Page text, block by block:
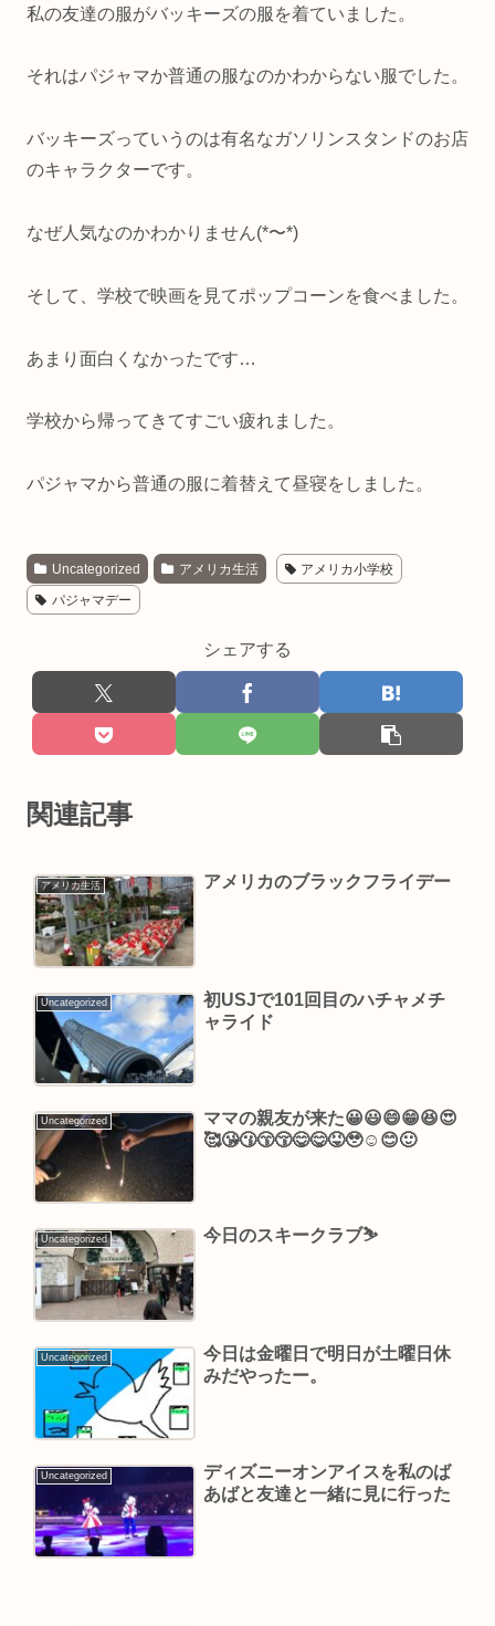
私の友達の服がバッキーズの服を着ていました。
それはパジャマか普通の服なのかわからない服でした。
バッキーズっていうのは有名なガソリンスタンドのお店
のキャラクターです。
なぜ人気なのかわかりません(*〜*)
そして、学校で映画を見てポップコーンを食べました。
あまり面白くなかったです…
学校から帰ってきてすごい疲れました。
パジャマから普通の服に着替えて昼寝をしました。
Uncategorized アメリカ生活 アメリカ小学校
パジャマデー
シェアする
関連記事
アメリカ生活 アメリカのブラックフライデー
Uncategorized
初USJで101回目のハチャメチ
ャライド
Uncategorized
ママの親友が来た😀😃😄😁😆😍
🥰😘😗😙😚😋😋😝🥹☺️😊🙂
Uncategorized 今日のスキークラブ⛷
Uncategorized
今日は金曜日で明日が土曜日休
みだやったー。
Uncategorized
ディズニーオンアイスを私のば
あばと友達と一緒に見に行った